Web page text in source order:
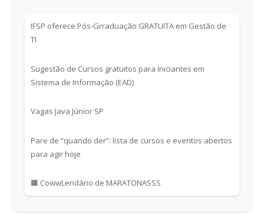
IFSP oferece Pós-Grraduação GRATUITA em Gestão de
TI
Sugestão de Cursos gratuitos para Iniciantes em
Sistema de Informação (EAD)
Vagas Java Júnior SP
Pare de “quando der”: lista de cursos e eventos abertos
para agir hoje
🟧 CowwLendário de MARATONASSS